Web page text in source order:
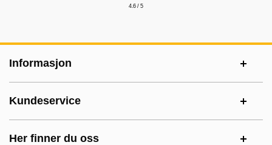
4.6 / 5
Informasjon
Kundeservice
Her finner du oss